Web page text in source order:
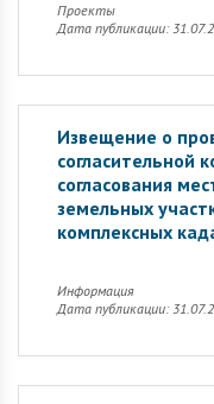
Проекты
Дата публикации:
Извещение о
согласительной
согласования
земельных
комплексных
Информация
Дата публикации: